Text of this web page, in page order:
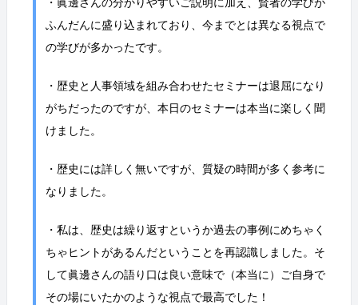
・眞邊さんの分かりやすいご説明に加え、賢者の学びが
ふんだんに盛り込まれており、今までとは異なる視点で
の学びが多かったです。
・歴史と人事領域を組み合わせたセミナーは退屈になり
がちだったのですが、本日のセミナーは本当に楽しく聞
けました。
・歴史には詳しく無いですが、質疑の時間が多く参考に
なりました。
・私は、歴史は繰り返すというか過去の事例にめちゃく
ちゃヒントがあるんだということを再認識しました。そ
して眞邊さんの語り口は良い意味で（本当に）ご自身で
その場にいたかのような視点で最高でした！